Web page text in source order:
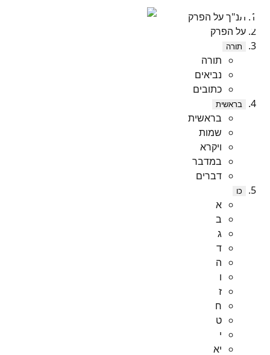
תנ"ך על הפרק
על הפרק
תורה
תורה
נביאים
כתובים
בראשית
בראשית
שמות
ויקרא
במדבר
דברים
כו
א
ב
ג
ד
ה
ו
ז
ח
ט
י
יא